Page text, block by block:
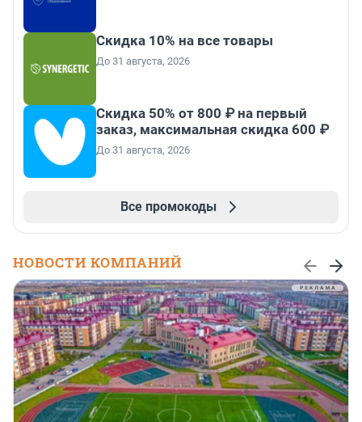
Скидка 10% на все товары
До 31 августа, 2026
Скидка 50% от 800 ₽ на первый
заказ, максимальная скидка 600 ₽
До 31 августа, 2026
Все промокоды
НОВОСТИ КОМПАНИЙ